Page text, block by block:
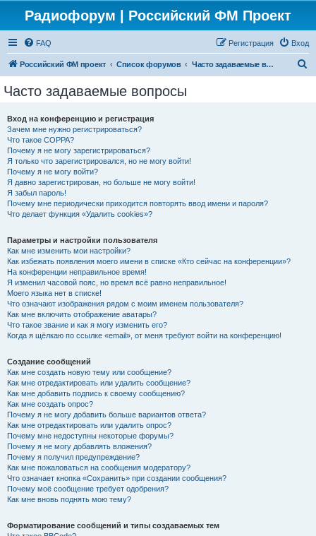
Радиофорум | Российский ФМ Проект
FAQ Вход
Регистрация
Российский ФМ проект Список форумов Часто задаваемые вопросы
Часто задаваемые вопросы
Вход на конференцию и регистрация
Зачем мне нужно регистрироваться?
Что такое COPPA?
Почему я не могу зарегистрироваться?
Я только что зарегистрировался, но не могу войти!
Почему я не могу войти?
Я давно зарегистрирован, но больше не могу войти!
Я забыл пароль!
Почему мне периодически приходится повторять ввод имени и пароля?
Что делает функция «Удалить cookies»?
Параметры и настройки пользователя
Как мне изменить мои настройки?
Как избежать появления моего имени в списке «Кто сейчас на конференции»?
На конференции неправильное время!
Я изменил часовой пояс, но время всё равно неправильное!
Моего языка нет в списке!
Что означают изображения рядом с моим именем пользователя?
Как мне включить отображение аватары?
Что такое звание и как я могу изменить его?
Когда я щёлкаю по ссылке «email», от меня требуют войти на конференцию!
Создание сообщений
Как мне создать новую тему или сообщение?
Как мне отредактировать или удалить сообщение?
Как мне добавить подпись к своему сообщению?
Как мне создать опрос?
Почему я не могу добавить больше вариантов ответа?
Как мне отредактировать или удалить опрос?
Почему мне недоступны некоторые форумы?
Почему я не могу добавлять вложения?
Почему я получил предупреждение?
Как мне пожаловаться на сообщения модератору?
Что означает кнопка «Сохранить» при создании сообщения?
Почему моё сообщение требует одобрения?
Как мне вновь поднять мою тему?
Форматирование сообщений и типы создаваемых тем